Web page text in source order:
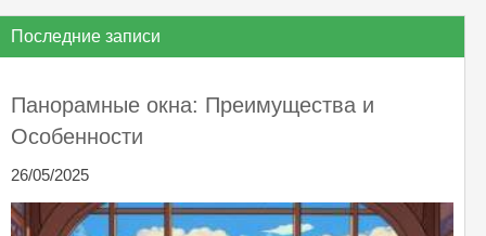
Последние записи
Панорамные окна: Преимущества и
Особенности
26/05/2025